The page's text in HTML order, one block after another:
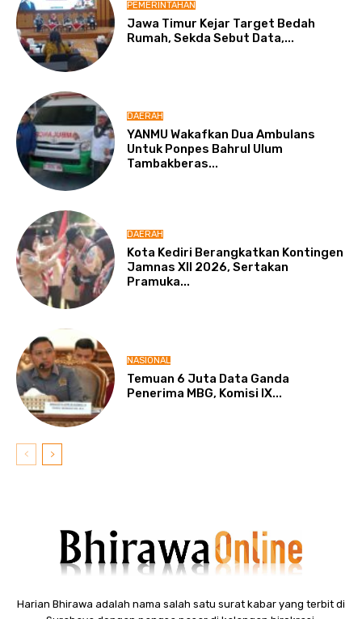
PEMERINTAHAN
Jawa Timur Kejar Target Bedah
Rumah, Sekda Sebut Data,...
DAERAH
YANMU Wakafkan Dua Ambulans
Untuk Ponpes Bahrul Ulum
Tambakberas...
DAERAH
Kota Kediri Berangkatkan Kontingen
Jamnas XII 2026, Sertakan
Pramuka...
NASIONAL
Temuan 6 Juta Data Ganda
Penerima MBG, Komisi IX...
Harian Bhirawa adalah nama salah satu surat kabar yang terbit di